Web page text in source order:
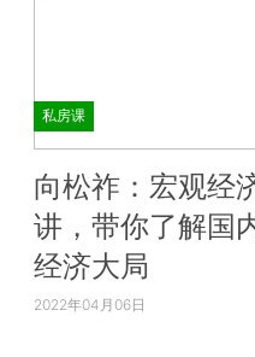
私房课
向松祚：宏观经
讲，带你了解国
经济大局
2022年04月06日